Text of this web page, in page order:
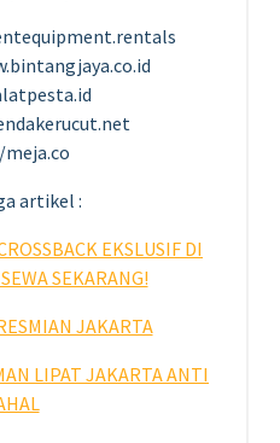
artikel :
EKSLUSIF DI
SEKARANG!
JAKARTA
LIPAT JAKARTA ANTI